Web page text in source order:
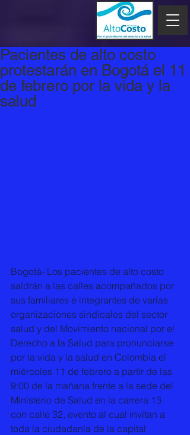
Pacientes de alto costo
protestarán en Bogotá el 11
de febrero por la vida y la
salud
Bogotá- Los pacientes de alto costo
saldrán a las calles acompañados por
sus familiares e integrantes de varias
organizaciones sindicales del sector
salud y del Movimiento nacional por el
Derecho a la Salud para pronunciarse
por la vida y la salud en Colombia el
miércoles 11 de febrero a partir de las
9:00 de la mañana frente a la sede del
Ministerio de Salud en la carrera 13
con calle 32, evento al cual invitan a
toda la ciudadanía de la capital